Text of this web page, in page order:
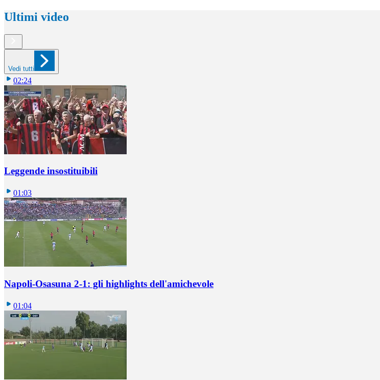
Ultimi video
Vedi tutti
02:24
Leggende insostituibili
01:03
Napoli-Osasuna 2-1: gli highlights dell'amichevole
01:04